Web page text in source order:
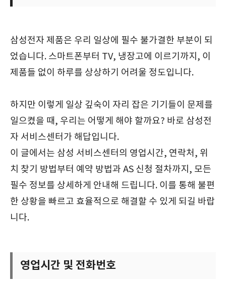
삼성전자 제품은 우리 일상에 필수 불가결한 부분이 되
었습니다. 스마트폰부터 TV, 냉장고에 이르기까지, 이
제품들 없이 하루를 상상하기 어려울 정도입니다.
하지만 이렇게 일상 깊숙이 자리 잡은 기기들이 문제를
일으켰을 때, 우리는 어떻게 해야 할까요? 바로 삼성전
자 서비스센터가 해답입니다.
이 글에서는 삼성 서비스센터의 영업시간, 연락처, 위
치 찾기 방법부터 예약 방법과 AS 신청 절차까지, 모든
필수 정보를 상세하게 안내해 드립니다. 이를 통해 불편
한 상황을 빠르고 효율적으로 해결할 수 있게 되길 바랍
니다.
영업시간 및 전화번호